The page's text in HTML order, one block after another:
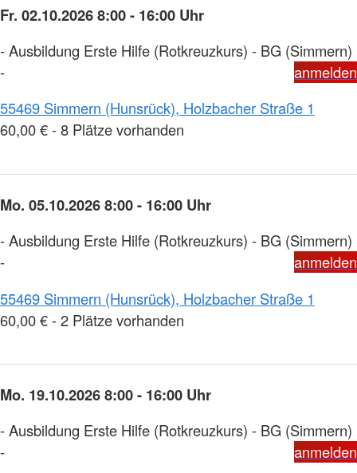
Fr. 02.10.2026 8:00 - 16:00 Uhr
- Ausbildung Erste Hilfe (Rotkreuzkurs) - BG (Simmern)
-
anmelden
55469 Simmern (Hunsrück), Holzbacher Straße 1
60,00 € - 8 Plätze vorhanden
Mo. 05.10.2026 8:00 - 16:00 Uhr
- Ausbildung Erste Hilfe (Rotkreuzkurs) - BG (Simmern)
-
anmelden
55469 Simmern (Hunsrück), Holzbacher Straße 1
60,00 € - 2 Plätze vorhanden
Mo. 19.10.2026 8:00 - 16:00 Uhr
- Ausbildung Erste Hilfe (Rotkreuzkurs) - BG (Simmern)
-
anmelden